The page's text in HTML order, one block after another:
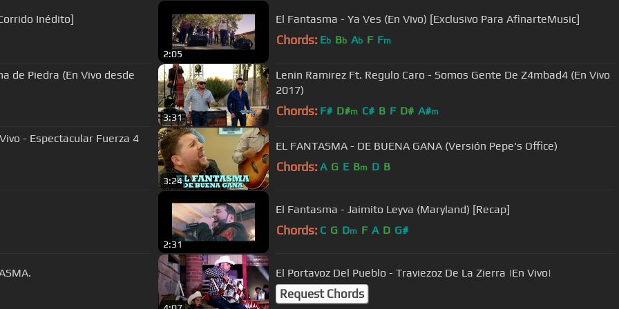
Inédito]
2:05
El Fantasma - Ya Ves (En Vivo) [Exclusivo Para AfinarteMusic]
Chords: Eb Bb Ab F Fm
de Piedra (En Vivo desde
3:31
Lenin Ramirez Ft. Regulo Caro - Somos Gente De Z4mbad4 (En Vivo
2017)
Chords: F# D#m C# B F D# A#m
- Espectacular Fuerza 4
3:24
EL FANTASMA - DE BUENA GANA (Versión Pepe's Office)
Chords: A G E Bm D B
2:31
El Fantasma - Jaimito Leyva (Maryland) [Recap]
Chords: C G Dm F A D G#
El Portavoz Del Pueblo - Traviezoz De La Zierra |En Vivo|
Request Chords